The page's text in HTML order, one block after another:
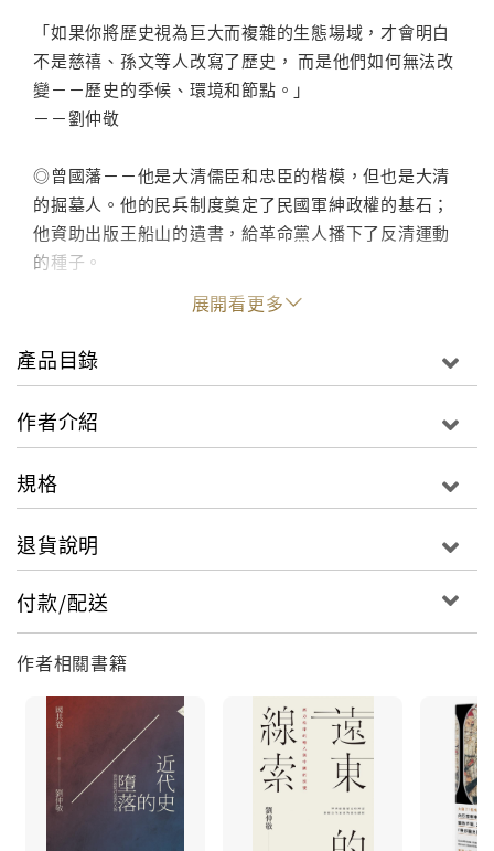
「如果你將歷史視為巨大而複雜的生態場域，才會明白
不是慈禧、孫文等人改寫了歷史， 而是他們如何無法改
變－－歷史的季候、環境和節點。」
－－劉仲敬
◎曾國藩－－他是大清儒臣和忠臣的楷模，但也是大清
的掘墓人。他的民兵制度奠定了民國軍紳政權的基石；
他資助出版王船山的遺書，給革命黨人播下了反清運動
的種子。
◎左宗棠－－海防派和塞防派的爭論，實際上是東北亞
和內亞的戰略方向之爭。左宗棠的勝利延長了大清在內
亞的壽命，卻把脫亞入歐的機會讓給了日本。
◎慈禧－－她畢生沒有走出自己的家學世界，在她自己
在男人不負責任的危機時刻挺身而出，如果她對小皇帝
◎康有為－－他的《大同書》將公羊三世說、佛教和西
方社會主義結合在一起，在思想史上佔有一席之地。跟
梁啟超的博雜豐富相比，他的特點是一貫的單薄。
◎孫文－－作為思想家，他像梁啟超一樣膚淺，但沒有
梁啟超廣博；作為政治家，他是嚴於責人、寬於待己的
馬基維利者；作為憲法制定者，他的水準相當於優秀的
專欄作家。他始終是熾烈的愛國者，但他所愛的國自有
特殊涵義。
展開看更多
產品目錄
作者介紹
規格
退貨說明
付款/配送
作者相關書籍